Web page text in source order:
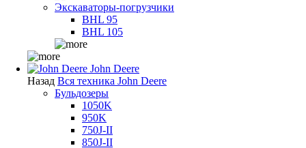
Экскаваторы-погрузчики
BHL 95
BHL 105
John Deere
Назад Вся техника John Deere
Бульдозеры
1050K
950K
750J-II
850J-II